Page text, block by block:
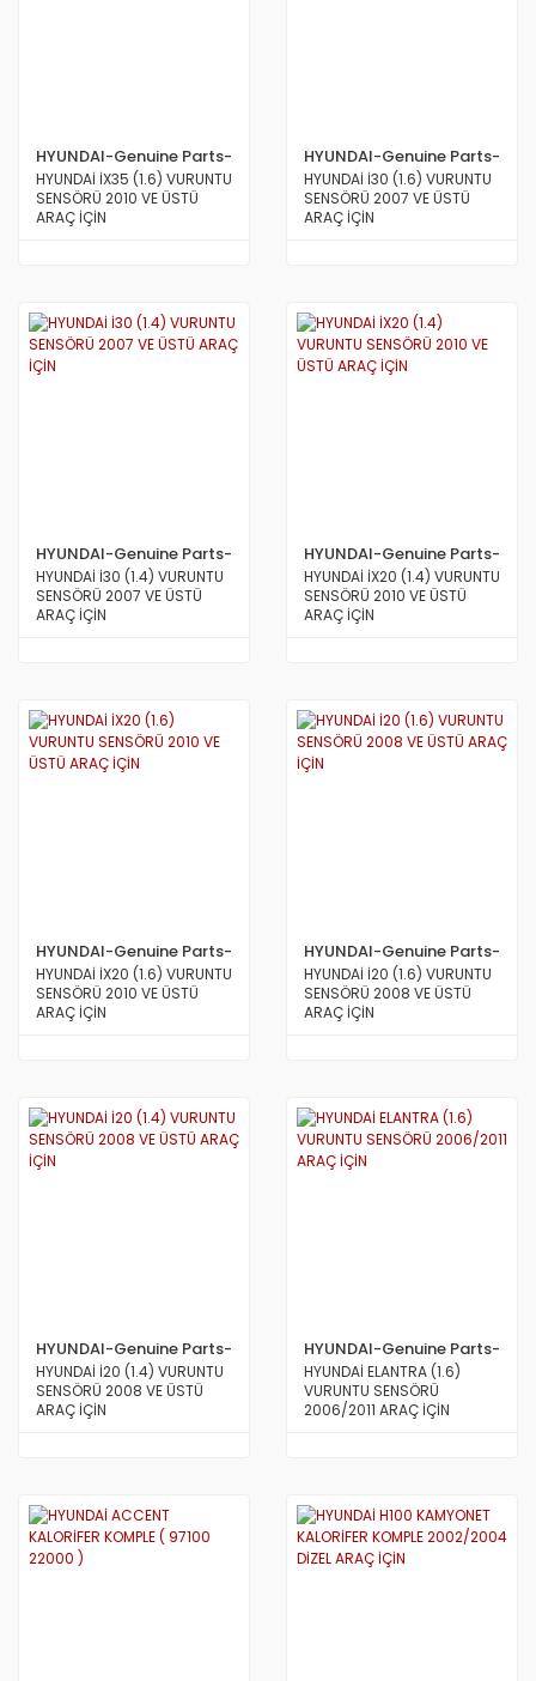
HYUNDAI-Genuine Parts-
MOBİS
HYUNDAİ İX35 (1.6) VURUNTU
SENSÖRÜ 2010 VE ÜSTÜ
ARAÇ İÇİN
HYUNDAI-Genuine Parts-
MOBİS
HYUNDAİ İ30 (1.6) VURUNTU
SENSÖRÜ 2007 VE ÜSTÜ
ARAÇ İÇİN
HYUNDAI-Genuine Parts-
MOBİS
HYUNDAİ İ30 (1.4) VURUNTU
SENSÖRÜ 2007 VE ÜSTÜ
ARAÇ İÇİN
HYUNDAI-Genuine Parts-
MOBİS
HYUNDAİ İX20 (1.4) VURUNTU
SENSÖRÜ 2010 VE ÜSTÜ
ARAÇ İÇİN
HYUNDAI-Genuine Parts-
MOBİS
HYUNDAİ İX20 (1.6) VURUNTU
SENSÖRÜ 2010 VE ÜSTÜ
ARAÇ İÇİN
HYUNDAI-Genuine Parts-
MOBİS
HYUNDAİ İ20 (1.6) VURUNTU
SENSÖRÜ 2008 VE ÜSTÜ
ARAÇ İÇİN
HYUNDAI-Genuine Parts-
MOBİS
HYUNDAİ İ20 (1.4) VURUNTU
SENSÖRÜ 2008 VE ÜSTÜ
ARAÇ İÇİN
HYUNDAI-Genuine Parts-
MOBİS
HYUNDAİ ELANTRA (1.6)
VURUNTU SENSÖRÜ
2006/2011 ARAÇ İÇİN